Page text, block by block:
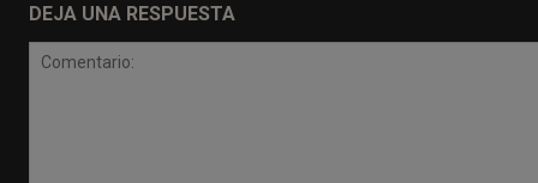
DEJA UNA RESPUESTA